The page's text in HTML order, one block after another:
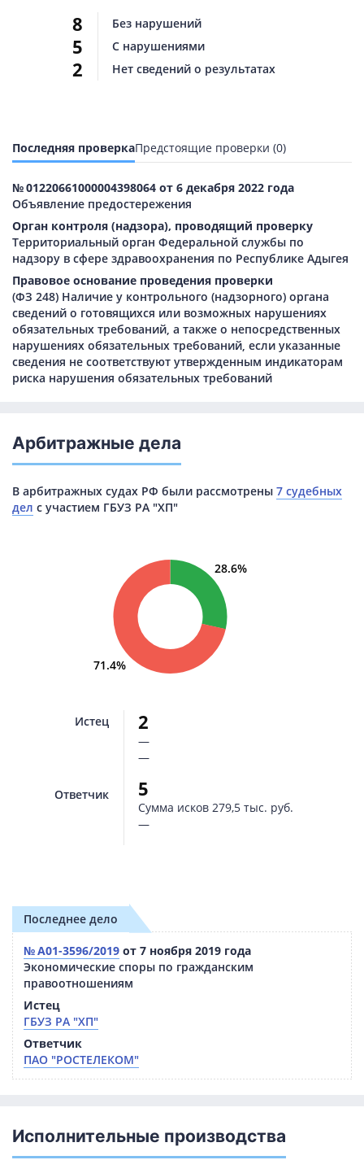
8
5
2
Без нарушений
С нарушениями
Нет сведений о результатах
Последняя проверкаПредстоящие проверки (0)
№ 01220661000004398064 от 6 декабря 2022 года
Объявление предостережения
Орган контроля (надзора), проводящий проверку
Территориальный орган Федеральной службы по
надзору в сфере здравоохранения по Республике Адыгея
Правовое основание проведения проверки
(ФЗ 248) Наличие у контрольного (надзорного) органа
сведений о готовящихся или возможных нарушениях
обязательных требований, а также о непосредственных
нарушениях обязательных требований, если указанные
сведения не соответствуют утвержденным индикаторам
риска нарушения обязательных требований
Арбитражные дела
В арбитражных судах РФ были рассмотрены 7 судебных
дел с участием ГБУЗ РА "ХП"
28.6%
71.4%
Истец
Ответчик
2
—
—
5
Сумма исков 279,5 тыс. руб.
—
Последнее дело
№ А01-3596/2019 от 7 ноября 2019 года
Экономические споры по гражданским
правоотношениям
Истец
ГБУЗ РА "ХП"
Ответчик
ПАО "РОСТЕЛЕКОМ"
Исполнительные производства